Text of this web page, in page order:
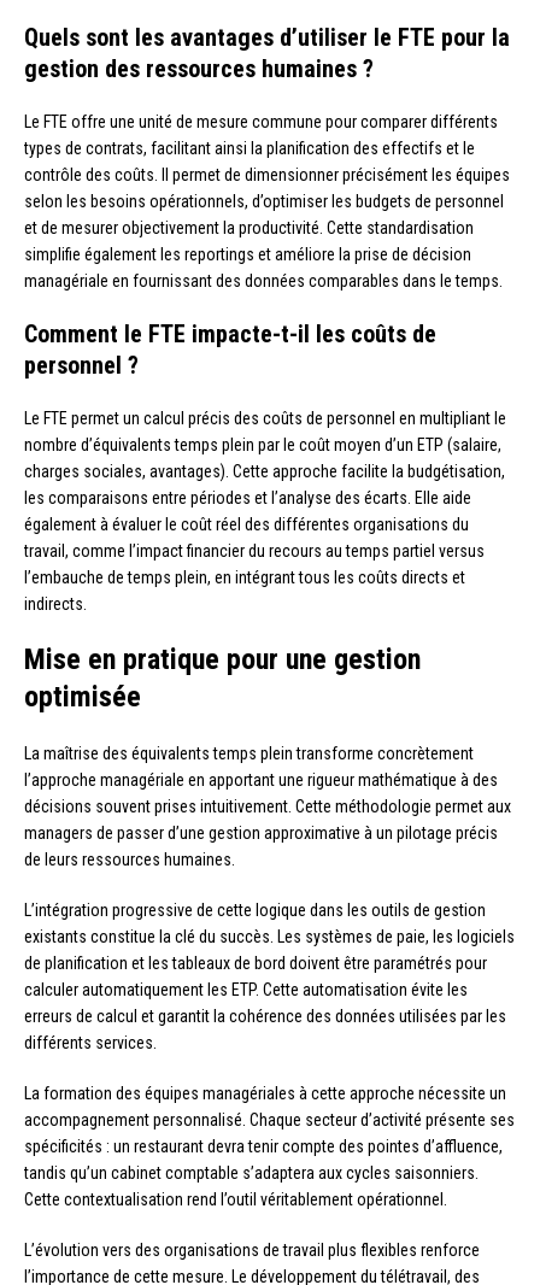
Quels sont les avantages d’utiliser le FTE pour la
gestion des ressources humaines ?
Le FTE offre une unité de mesure commune pour comparer différents
types de contrats, facilitant ainsi la planification des effectifs et le
contrôle des coûts. Il permet de dimensionner précisément les équipes
selon les besoins opérationnels, d’optimiser les budgets de personnel
et de mesurer objectivement la productivité. Cette standardisation
simplifie également les reportings et améliore la prise de décision
managériale en fournissant des données comparables dans le temps.
Comment le FTE impacte-t-il les coûts de
personnel ?
Le FTE permet un calcul précis des coûts de personnel en multipliant le
nombre d’équivalents temps plein par le coût moyen d’un ETP (salaire,
charges sociales, avantages). Cette approche facilite la budgétisation,
les comparaisons entre périodes et l’analyse des écarts. Elle aide
également à évaluer le coût réel des différentes organisations du
travail, comme l’impact financier du recours au temps partiel versus
l’embauche de temps plein, en intégrant tous les coûts directs et
indirects.
Mise en pratique pour une gestion
optimisée
La maîtrise des équivalents temps plein transforme concrètement
l’approche managériale en apportant une rigueur mathématique à des
décisions souvent prises intuitivement. Cette méthodologie permet aux
managers de passer d’une gestion approximative à un pilotage précis
de leurs ressources humaines.
L’intégration progressive de cette logique dans les outils de gestion
existants constitue la clé du succès. Les systèmes de paie, les logiciels
de planification et les tableaux de bord doivent être paramétrés pour
calculer automatiquement les ETP. Cette automatisation évite les
erreurs de calcul et garantit la cohérence des données utilisées par les
différents services.
La formation des équipes managériales à cette approche nécessite un
accompagnement personnalisé. Chaque secteur d’activité présente ses
spécificités : un restaurant devra tenir compte des pointes d’affluence,
tandis qu’un cabinet comptable s’adaptera aux cycles saisonniers.
Cette contextualisation rend l’outil véritablement opérationnel.
L’évolution vers des organisations de travail plus flexibles renforce
l’importance de cette mesure. Le développement du télétravail, des